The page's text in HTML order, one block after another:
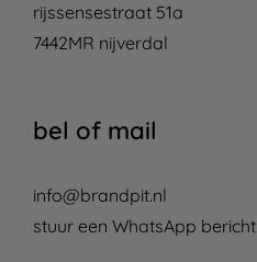
rijssensestraat 51a
7442MR nijverdal
bel of mail
info@brandpit.nl
stuur een WhatsApp bericht